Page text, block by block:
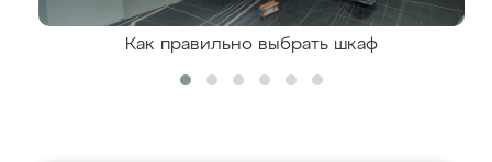
Как правильно выбрать шкаф